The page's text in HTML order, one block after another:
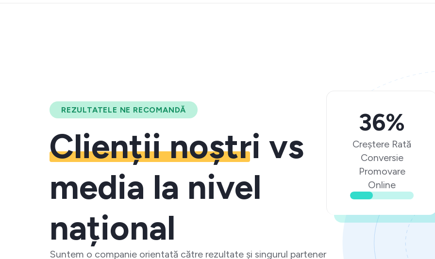
REZULTATELE NE RECOMANDĂ
Clienții noștri vs
media la nivel
național
Suntem o companie orientată către rezultate și singurul partener
36%
Creștere Rată
Conversie
Promovare
Online